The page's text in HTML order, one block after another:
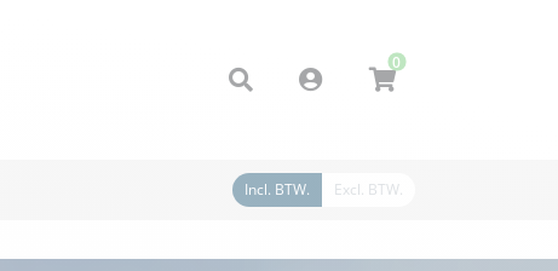
Account
0
Incl. BTW. Excl. BTW.